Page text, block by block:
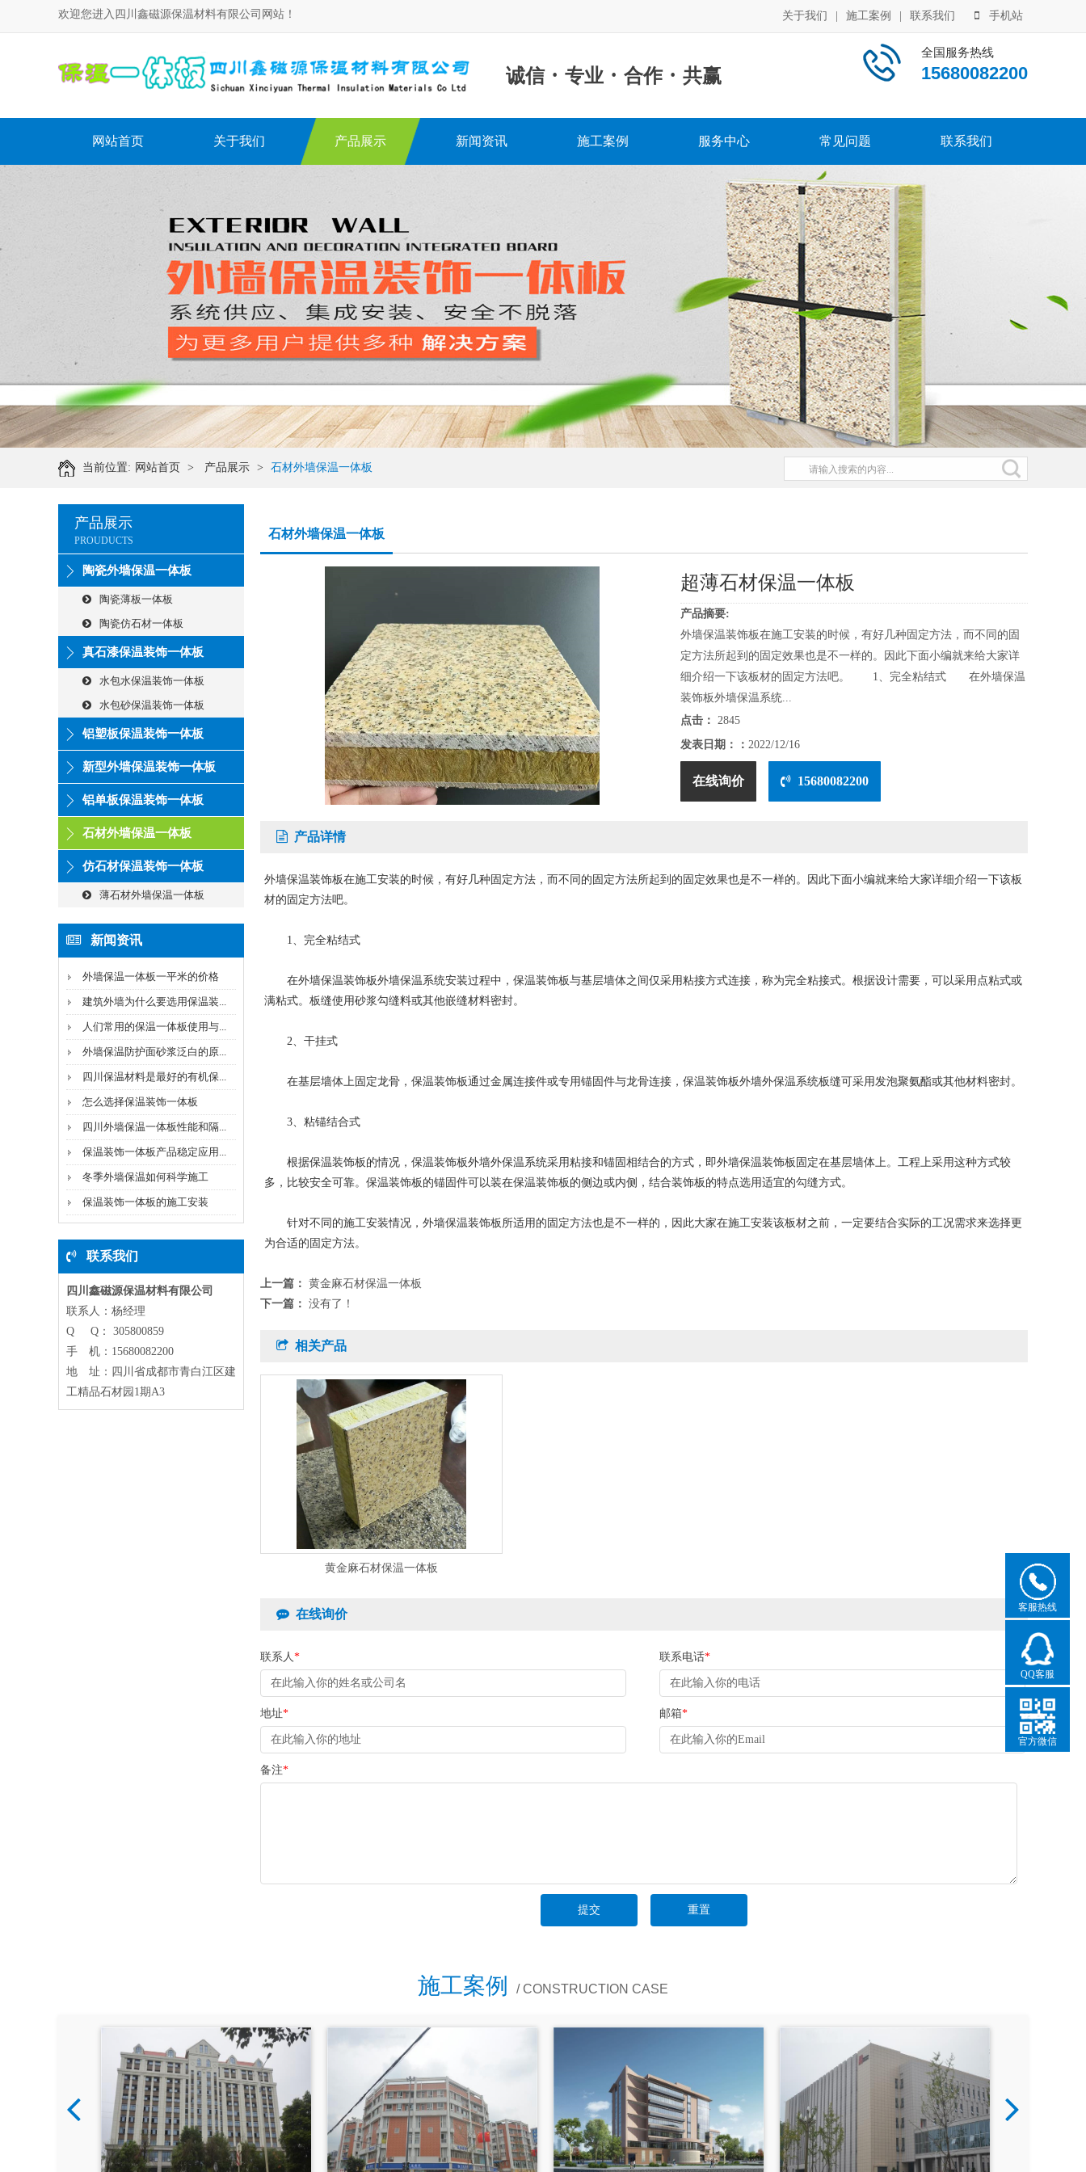
欢迎您进入四川鑫磁源保温材料有限公司网站！ 关于我们 施工案例 联系我们 手机站
诚信 · 专业 · 合作 · 共赢
全国服务热线
15680082200
网站首页 关于我们 产品展示 新闻资讯 施工案例 服务中心 常见问题 联系我们
当前位置: 网站首页 > 产品展示 > 石材外墙保温一体板
产品展示
PROUDUCTS
陶瓷外墙保温一体板
陶瓷薄板一体板
陶瓷仿石材一体板
真石漆保温装饰一体板
水包水保温装饰一体板
水包砂保温装饰一体板
铝塑板保温装饰一体板
新型外墙保温装饰一体板
铝单板保温装饰一体板
石材外墙保温一体板
仿石材保温装饰一体板
薄石材外墙保温一体板
新闻资讯
外墙保温一体板一平米的价格
建筑外墙为什么要选用保温装...
人们常用的保温一体板使用与...
外墙保温防护面砂浆泛白的原...
四川保温材料是最好的有机保...
怎么选择保温装饰一体板
四川外墙保温一体板性能和隔...
保温装饰一体板产品稳定应用...
冬季外墙保温如何科学施工
保温装饰一体板的施工安装
联系我们
四川鑫磁源保温材料有限公司
联系人：杨经理
Q Q： 305800859
手 机：15680082200
地 址：四川省成都市青白江区建
工精品石材园1期A3
石材外墙保温一体板
超薄石材保温一体板
产品摘要:
外墙保温装饰板在施工安装的时候，有好几种固定方法，而不同的固
定方法所起到的固定效果也是不一样的。因此下面小编就来给大家详
细介绍一下该板材的固定方法吧。 1、完全粘结式 在外墙保温
装饰板外墙保温系统...
点击： 2845
发表日期：： 2022/12/16
在线询价 15680082200
产品详情
外墙保温装饰板在施工安装的时候，有好几种固定方法，而不同的固定方法所起到的固定效果也是不一样的。因此下面小编就来给大家详细介绍一下该板
材的固定方法吧。
1、完全粘结式
在外墙保温装饰板外墙保温系统安装过程中，保温装饰板与基层墙体之间仅采用粘接方式连接，称为完全粘接式。根据设计需要，可以采用点粘式或
满粘式。板缝使用砂浆勾缝料或其他嵌缝材料密封。
2、干挂式
在基层墙体上固定龙骨，保温装饰板通过金属连接件或专用锚固件与龙骨连接，保温装饰板外墙外保温系统板缝可采用发泡聚氨酯或其他材料密封。
3、粘锚结合式
根据保温装饰板的情况，保温装饰板外墙外保温系统采用粘接和锚固相结合的方式，即外墙保温装饰板固定在基层墙体上。工程上采用这种方式较
多，比较安全可靠。保温装饰板的锚固件可以装在保温装饰板的侧边或内侧，结合装饰板的特点选用适宜的勾缝方式。
针对不同的施工安装情况，外墙保温装饰板所适用的固定方法也是不一样的，因此大家在施工安装该板材之前，一定要结合实际的工况需求来选择更
为合适的固定方法。
上一篇： 黄金麻石材保温一体板
下一篇： 没有了！
相关产品
黄金麻石材保温一体板
在线询价
联系人* 联系电话*
地址* 邮箱*
备注*
施工案例 / CONSTRUCTION CASE
客服热线
QQ客服
官方微信